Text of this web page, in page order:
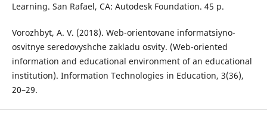
Learning. San Rafael, CA: Autodesk Foundation. 45 p.
Vorozhbyt, A. V. (2018). Web-orientovane informatsiyno-
osvitnye seredovyshche zakladu osvity. (Web-oriented
information and educational environment of an educational
institution). Information Technologies in Education, 3(36),
20–29.